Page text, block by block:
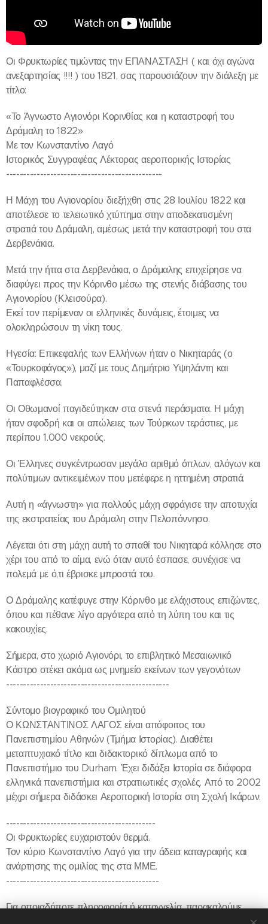
Οι Φρυκτωρίες τιμώντας την ΕΠΑΝΑΣΤΑΣΗ ( και όχι αγώνα
ανεξαρτησίας !!!! ) του 1821, σας παρουσιάζουν την διάλεξη με
τίτλο:
«Το Άγνωστο Αγιονόρι Κορινθίας και η καταστροφή του
Δράμαλη το 1822»
Με τον Κωνσταντίνο Λαγό
Ιστορικός Συγγραφέας Λέκτορας αεροπορικής Ιστορίας
----------------------------------------------
Η Μάχη του Αγιονορίου διεξήχθη στις 28 Ιουλίου 1822 και
αποτέλεσε το τελειωτικό χτύπημα στην αποδεκατισμένη
στρατιά του Δράμαλη, αμέσως μετά την καταστροφή του στα
Δερβενάκια.
Μετά την ήττα στα Δερβενάκια, ο Δράμαλης επιχείρησε να
διαφύγει προς την Κόρινθο μέσω της στενής διάβασης του
Αγιονορίου (Κλεισούρα).
Εκεί τον περίμεναν οι ελληνικές δυνάμεις, έτοιμες να
ολοκληρώσουν τη νίκη τους.
Ηγεσία: Επικεφαλής των Ελλήνων ήταν ο Νικηταράς (ο
«Τουρκοφάγος»), μαζί με τους Δημήτριο Υψηλάντη και
Παπαφλέσσα.
Οι Οθωμανοί παγιδεύτηκαν στα στενά περάσματα. Η μάχη
ήταν σφοδρή και οι απώλειες των Τούρκων τεράστιες, με
περίπου 1.000 νεκρούς.
Οι Έλληνες συγκέντρωσαν μεγάλο αριθμό όπλων, αλόγων και
πολύτιμων αντικειμένων που μετέφερε η ηττημένη στρατιά.
Αυτή η «άγνωστη» για πολλούς μάχη σφράγισε την αποτυχία
της εκστρατείας του Δράμαλη στην Πελοπόννησο.
Λέγεται ότι στη μάχη αυτή το σπαθί του Νικηταρά κόλλησε στο
χέρι του από το αίμα, ενώ όταν αυτό έσπασε, συνέχισε να
πολεμά με ό,τι έβρισκε μπροστά του.
Ο Δράμαλης κατέφυγε στην Κόρινθο με ελάχιστους επιζώντες,
όπου και πέθανε λίγο αργότερα από τη λύπη του και τις
κακουχίες.
Σήμερα, στο χωριό Αγιονόρι, το επιβλητικό Μεσαιωνικό
Κάστρο στέκει ακόμα ως μνημείο εκείνων των γεγονότων
------------------------------------------------
Σύντομο βιογραφικό του Ομιλητού
Ο ΚΩΝΣΤΑΝΤΙΝΟΣ ΛΑΓΟΣ είναι απόφοιτος του
Πανεπιστημίου Αθηνών (Τμήμα Ιστορίας). Διαθέτει
μεταπτυχιακό τίτλο και διδακτορικό δίπλωμα από το
Πανεπιστήμιο του Durham. Έχει διδάξει Ιστορία σε διάφορα
ελληνικά πανεπιστήμια και στρατιωτικές σχολές. Από το 2002
μέχρι σήμερα διδάσκει Αεροπορική Ιστορία στη Σχολή Ικάρων.
--------------------------------------------
Οι Φρυκτωρίες ευχαριστούν θερμά.
Τον κύριο Κωνσταντίνο Λαγό για την άδεια καταγραφής και
ανάρτησης της ομιλίας της στα ΜΜΕ.
---------------------------------------------
Για οποιαδήποτε πληροφορία ή καταγγελία, παρακαλούμε,